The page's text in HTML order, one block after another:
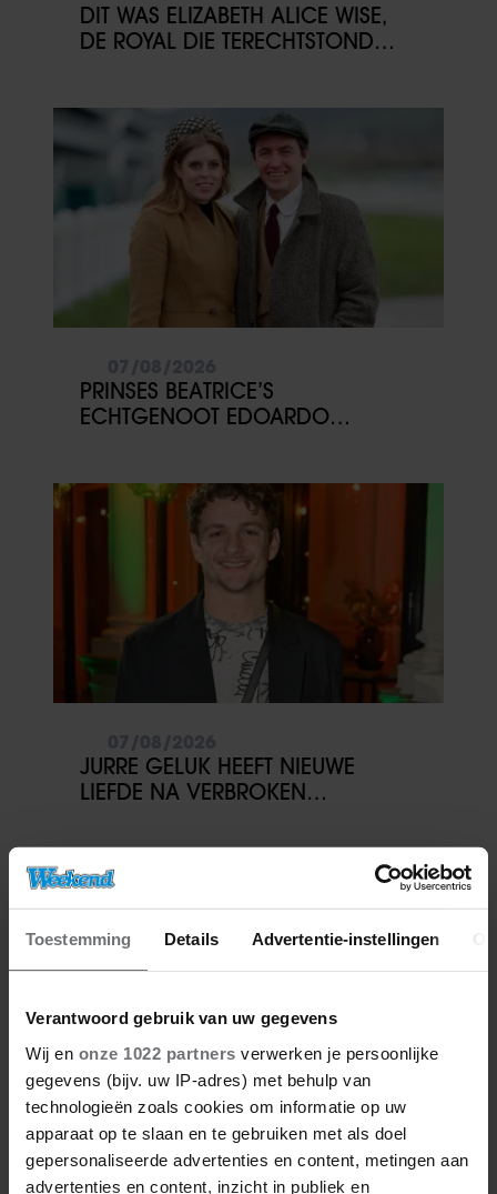
Toestemming Details Advertentie-instellingen
Verantwoord gebruik van uw gegevens
Wij en onze 1022 partners verwerken je persoonlijke
gegevens (bijv. uw IP-adres) met behulp van
technologieën zoals cookies om informatie op uw
apparaat op te slaan en te gebruiken met als doel
gepersonaliseerde advertenties en content, metingen aan
advertenties en content, inzicht in publiek en
DIT WAS ELIZABETH ALICE WISE,
DE ROYAL DIE TERECHTSTOND
PRINSES BEATRICE’S
ECHTGENOOT EDOARDO
JURRE GELUK HEEFT NIEUWE
LIEFDE NA VERBROKEN